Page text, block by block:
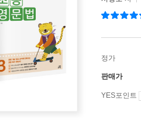
정가
판매가
YES포인트